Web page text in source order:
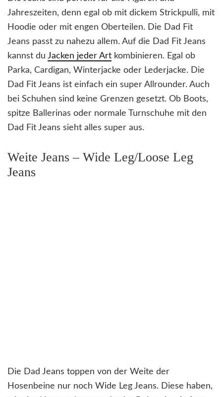
Jahreszeiten, denn egal ob mit dickem Strickpulli, mit
Hoodie oder mit engen Oberteilen. Die Dad Fit
Jeans passt zu nahezu allem. Auf die Dad Fit Jeans
kannst du Jacken jeder Art kombinieren. Egal ob
Parka, Cardigan, Winterjacke oder Lederjacke. Die
Dad Fit Jeans ist einfach ein super Allrounder. Auch
bei Schuhen sind keine Grenzen gesetzt. Ob Boots,
spitze Ballerinas oder normale Turnschuhe mit den
Dad Fit Jeans sieht alles super aus.
Weite Jeans – Wide Leg/Loose Leg
Jeans
Die Dad Jeans toppen von der Weite der
Hosenbeine nur noch Wide Leg Jeans. Diese haben,